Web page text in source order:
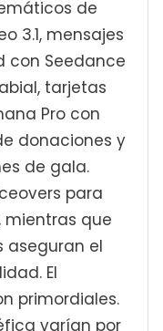
de
3.1, mensajes
con Seedance
tarjetas
Pro con
donaciones y
de gala.
para
mientras que
aseguran el
El
primordiales.
varían por